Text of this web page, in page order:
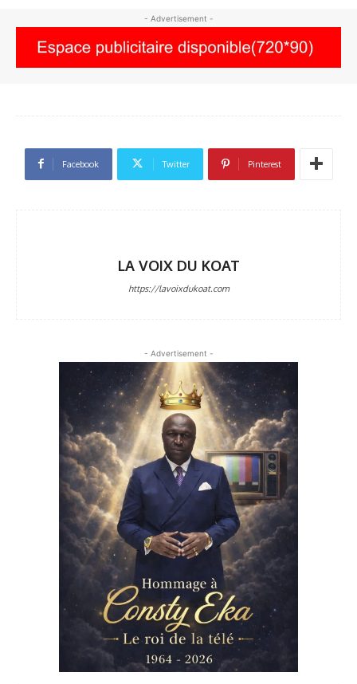
- Advertisement -
Facebook Twitter Pinterest
LA VOIX DU KOAT
https://lavoixdukoat.com
- Advertisement -